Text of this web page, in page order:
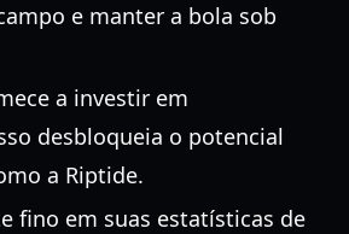
e manter a bola sob
a investir em
desbloqueia o potencial
a Riptide.
fino em suas estatísticas de